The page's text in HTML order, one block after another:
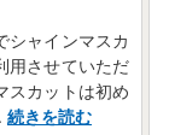
シャインマスカ
用させていただ
スカットは初め
続きを読む